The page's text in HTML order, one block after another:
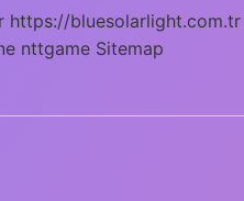
https://bluesolarlight.com.tr
nttgame Sitemap